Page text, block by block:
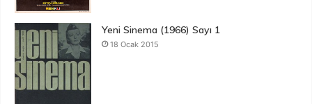
Yeni Sinema (1966) Sayı 1
18 Ocak 2015